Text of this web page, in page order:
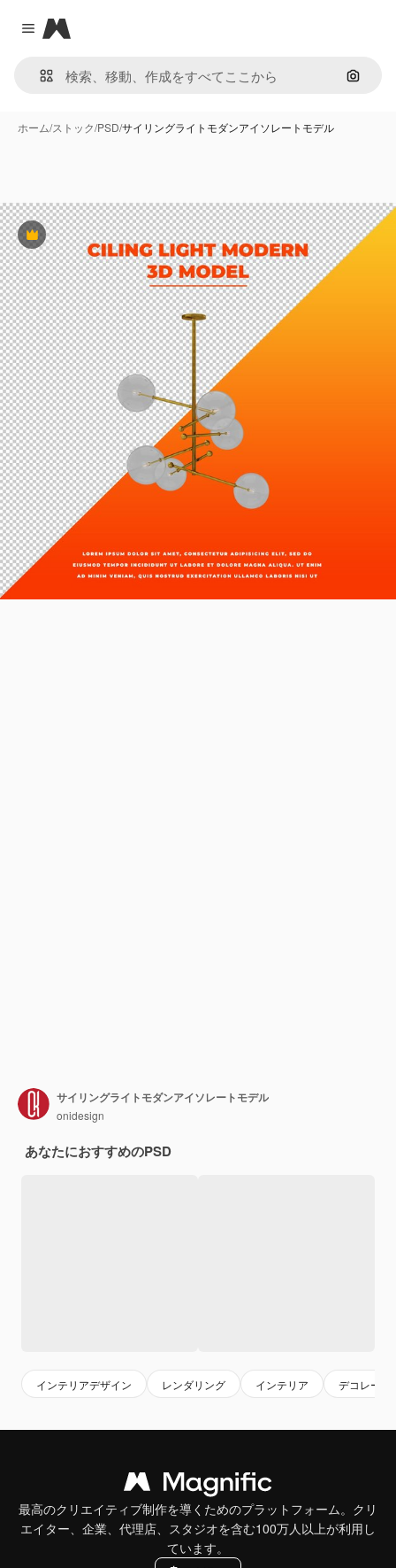
Close menu
Magnific
画像で
ホーム/ストック/PSD/サイリングライトモダンアイソレートモデル
Premium
サイリングライトモダンアイソレートモデル
onidesign
あなたにおすすめのPSD
インテリアデザイン レンダリング インテリア デコレーシ
最高のクリエイティブ制作を導くためのプラットフォーム。クリ
エイター、企業、代理店、スタジオを含む100万人以上が利用し
ています。